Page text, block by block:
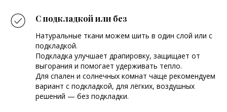
С подкладкой или без
Натуральные ткани можем шить в один слой или с
подкладкой.
Подкладка улучшает драпировку, защищает от
выгорания и помогает удерживать тепло.
Для спален и солнечных комнат чаще рекомендуем
вариант с подкладкой, для лёгких, воздушных
решений — без подкладки.